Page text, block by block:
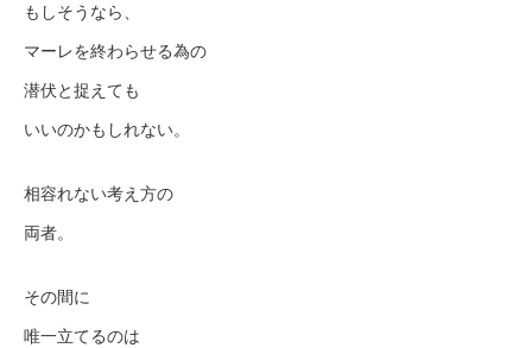
もしそうなら、
マーレを終わらせる為の
潜伏と捉えても
いいのかもしれない。
相容れない考え方の
両者。
その間に
唯一立てるのは